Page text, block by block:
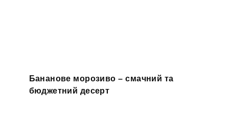
Бананове морозиво – смачний та
бюджетний десерт